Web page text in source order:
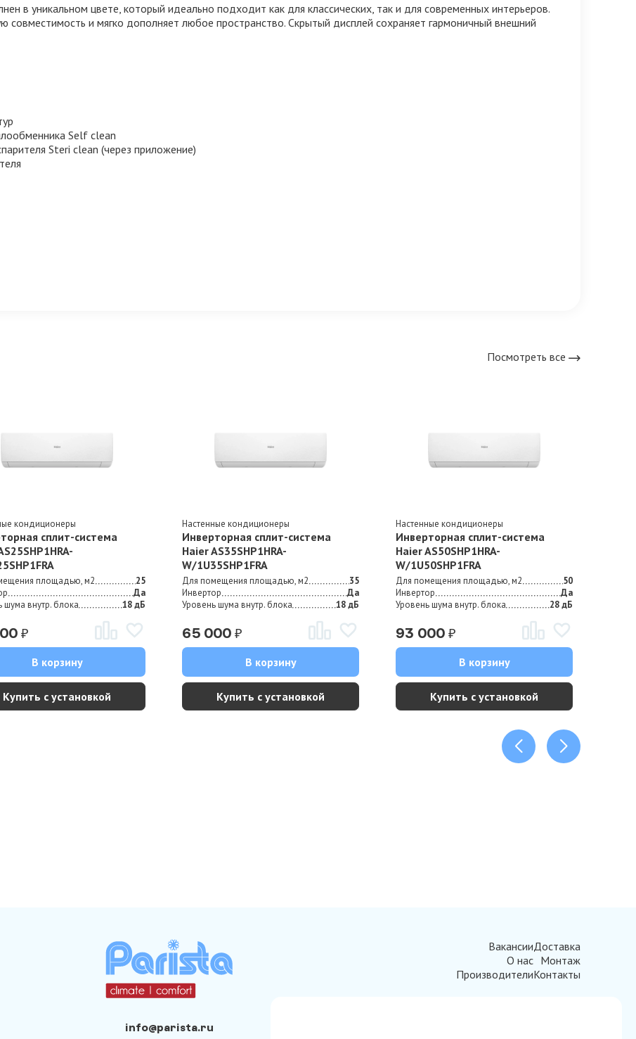
в уникальном цвете, который идеально подходит как для классических, так и для современных интерьеров.
совместимость и мягко дополняет любое пространство. Скрытый дисплей сохраняет гармоничный внешний
Self clean
Steri clean (через приложение)
Посмотреть все
кондиционеры
сплит-система
площадью, м2
25
Да
шума внутр. блока
18 дБ
₽
В корзину
Купить с установкой
Настенные кондиционеры
Инверторная сплит-система
Haier AS35SHP1HRA-
W/1U35SHP1FRA
Для помещения площадью, м2
35
Инвертор
Да
Уровень шума внутр. блока
18 дБ
65 000₽
В корзину
Купить с установкой
Настенные кондиционеры
Инверторная сплит-система
Haier AS50SHP1HRA-
W/1U50SHP1FRA
Для помещения площадью, м2
50
Инвертор
Да
Уровень шума внутр. блока
28 дБ
93 000₽
В корзину
Купить с установкой
info@parista.ru
Вакансии
О нас
Производители
Доставка
Монтаж
Контакты